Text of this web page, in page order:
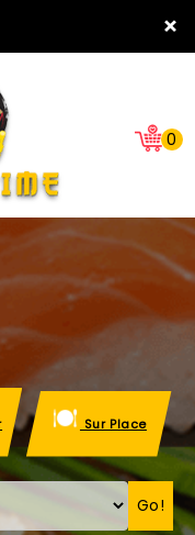
×
0
Sur Place
Go!